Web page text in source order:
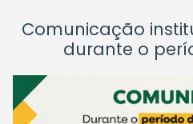
Comunicação
durante o